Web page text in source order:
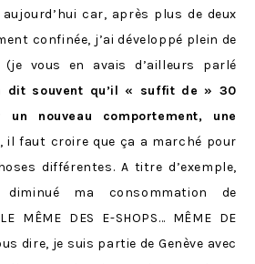
car, après plus de deux
confinée, j’ai développé plein de
vous en avais d’ailleurs parlé
dit souvent qu’il « suffit de » 30
nouveau comportement, une
, il faut croire que ça a marché pour
différentes. A titre d’exemple,
diminué ma consommation de
MÊME DES E-SHOPS… MÊME DE
dire, je suis partie de Genève avec